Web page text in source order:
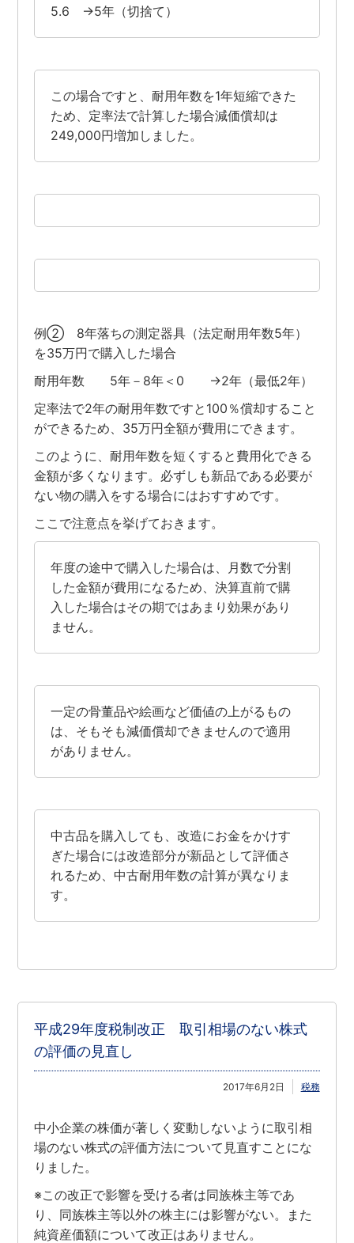
5.6 →5年（切捨て）
この場合ですと、耐用年数を1年短縮できた
ため、定率法で計算した場合減価償却は
249,000円増加しました。
例② 8年落ちの測定器具（法定耐用年数5年）
を35万円で購入した場合
耐用年数 5年－8年＜0 →2年（最低2年）
定率法で2年の耐用年数ですと100％償却すること
ができるため、35万円全額が費用にできます。
このように、耐用年数を短くすると費用化できる
金額が多くなります。必ずしも新品である必要が
ない物の購入をする場合にはおすすめです。
ここで注意点を挙げておきます。
年度の途中で購入した場合は、月数で分割
した金額が費用になるため、決算直前で購
入した場合はその期ではあまり効果があり
ません。
一定の骨董品や絵画など価値の上がるもの
は、そもそも減価償却できませんので適用
がありません。
中古品を購入しても、改造にお金をかけす
ぎた場合には改造部分が新品として評価さ
れるため、中古耐用年数の計算が異なりま
す。
平成29年度税制改正 取引相場のない株式
の評価の見直し
2017年6月2日 税務
中小企業の株価が著しく変動しないように取引相
場のない株式の評価方法について見直すことにな
りました。
※この改正で影響を受ける者は同族株主等であ
り、同族株主等以外の株主には影響がない。また
純資産価額について改正はありません。